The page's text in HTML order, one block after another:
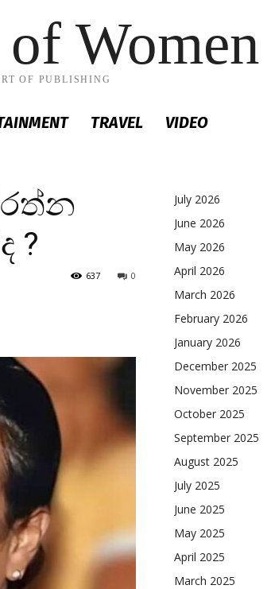
Women
OF PUBLISHING
TRAVEL VIDEO
?
0
637
July 2026
June 2026
May 2026
April 2026
March 2026
February 2026
January 2026
December 2025
November 2025
October 2025
September 2025
August 2025
July 2025
June 2025
May 2025
April 2025
March 2025